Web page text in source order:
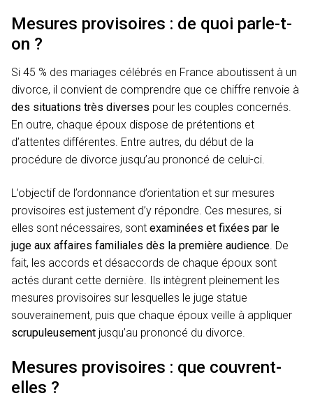
Mesures provisoires : de quoi parle-t-
on ?
Si 45 % des mariages célébrés en France aboutissent à un
divorce, il convient de comprendre que ce chiffre renvoie à
des situations très diverses pour les couples concernés.
En outre, chaque époux dispose de prétentions et
d’attentes différentes. Entre autres, du début de la
procédure de divorce jusqu’au prononcé de celui-ci.
L’objectif de l’ordonnance d’orientation et sur mesures
provisoires est justement d’y répondre. Ces mesures, si
elles sont nécessaires, sont examinées et fixées par le
juge aux affaires familiales dès la première audience. De
fait, les accords et désaccords de chaque époux sont
actés durant cette dernière. Ils intègrent pleinement les
mesures provisoires sur lesquelles le juge statue
souverainement, puis que chaque époux veille à appliquer
scrupuleusement jusqu’au prononcé du divorce.
Mesures provisoires : que couvrent-
elles ?